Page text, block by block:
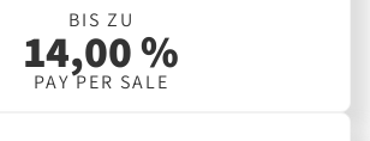
BIS ZU
14,00 %
PAY PER SALE